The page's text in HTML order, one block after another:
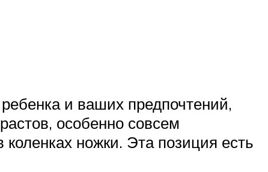
и ваших предпочтений,
особенно совсем
ножки. Эта позиция есть